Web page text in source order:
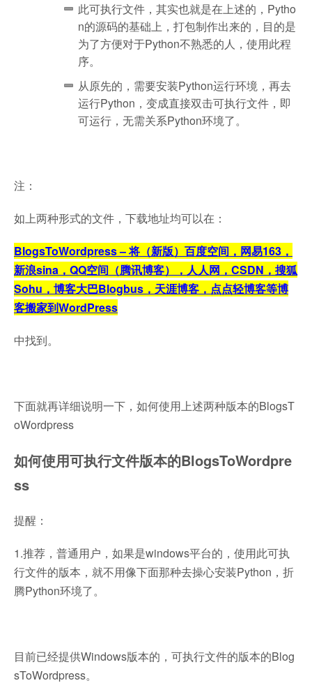
此可执行文件，其实也就是在上述的，Pytho
n的源码的基础上，打包制作出来的，目的是
为了方便对于Python不熟悉的人，使用此程
序。
从原先的，需要安装Python运行环境，再去
运行Python，变成直接双击可执行文件，即
可运行，无需关系Python环境了。
注：
如上两种形式的文件，下载地址均可以在：
BlogsToWordpress – 将（新版）百度空间，网易163，
新浪sina，QQ空间（腾讯博客），人人网，CSDN，搜狐
Sohu，博客大巴Blogbus，天涯博客，点点轻博客等博
客搬家到WordPress
中找到。
下面就再详细说明一下，如何使用上述两种版本的BlogsT
oWordpress
如何使用可执行文件版本的BlogsToWordpre
ss
提醒：
1.推荐，普通用户，如果是windows平台的，使用此可执
行文件的版本，就不用像下面那种去操心安装Python，折
腾Python环境了。
目前已经提供Windows版本的，可执行文件的版本的Blog
sToWordpress。